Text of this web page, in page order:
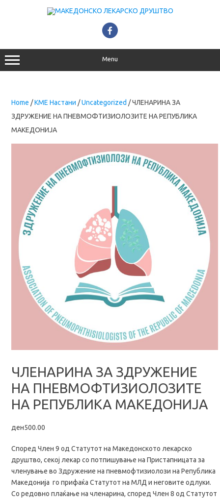
Menu
Home /КМЕ Настани /Uncategorized / ЧЛЕНАРИНА ЗА
ЗДРУЖЕНИЕ НА ПНЕВМОФТИЗИОЛОЗИТЕ НА РЕПУБЛИКА
МАКЕДОНИЈА
ЧЛЕНАРИНА ЗА ЗДРУЖЕНИЕ
НА ПНЕВМОФТИЗИОЛОЗИТЕ
НА РЕПУБЛИКА МАКЕДОНИЈА
ден500.00
Според Член 9 од Статутот на Македонското лекарско
друштво, секој лекар со потпишување на Пристапницата за
членување во Здружение на пневмофтизиолози на Република
Македонија го прифаќа Статутот на МЛД и неговите одлуки.
Со редовно плаќање на членарина, според Член 8 од Статутот